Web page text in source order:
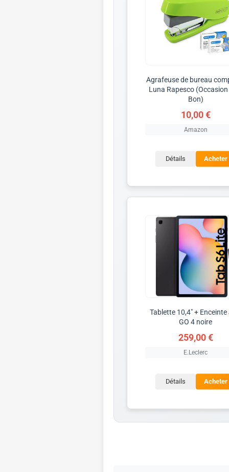
Agrafeuse de bureau
Luna Rapesco (Occasion
Bon)
10,00 €
Amazon
Détails Acheter
Tablette 10,4" + Enceinte
GO 4 noire
259,00 €
E.Leclerc
Détails Acheter